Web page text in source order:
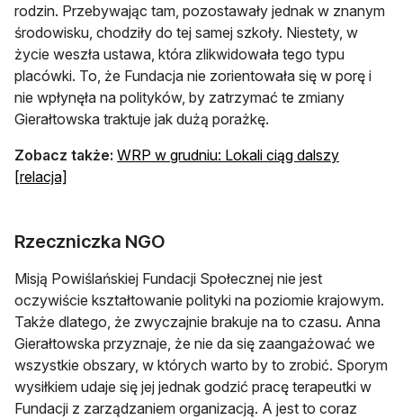
rodzin. Przebywając tam, pozostawały jednak w znanym
środowisku, chodziły do tej samej szkoły. Niestety, w
życie weszła ustawa, która zlikwidowała tego typu
placówki. To, że Fundacja nie zorientowała się w porę i
nie wpłynęła na polityków, by zatrzymać te zmiany
Gierałtowska traktuje jak dużą porażkę.
Zobacz także: WRP w grudniu: Lokali ciąg dalszy
[relacja]
Rzeczniczka NGO
Misją Powiślańskiej Fundacji Społecznej nie jest
oczywiście kształtowanie polityki na poziomie krajowym.
Także dlatego, że zwyczajnie brakuje na to czasu. Anna
Gierałtowska przyznaje, że nie da się zaangażować we
wszystkie obszary, w których warto by to zrobić. Sporym
wysiłkiem udaje się jej jednak godzić pracę terapeutki w
Fundacji z zarządzaniem organizacją. A jest to coraz